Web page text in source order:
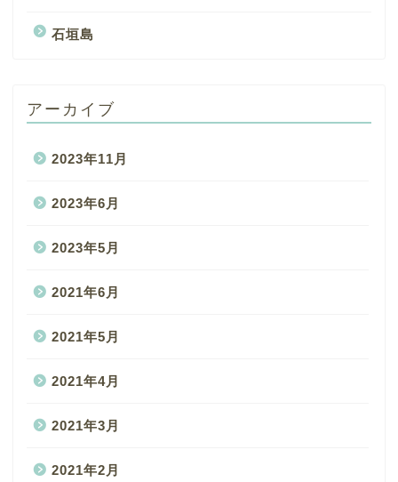
石垣島
アーカイブ
2023年11月
2023年6月
2023年5月
2021年6月
2021年5月
2021年4月
2021年3月
2021年2月